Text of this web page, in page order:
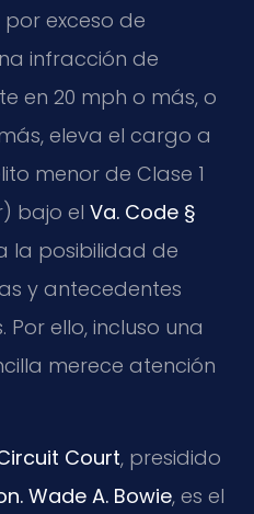
exceso de
infracción de
en 20 mph o más, o
eleva el cargo a
menor de Clase 1
bajo el Va. Code §
la posibilidad de
y antecedentes
ello, incluso una
merece atención
Court, presidido
Wade A. Bowie, es el